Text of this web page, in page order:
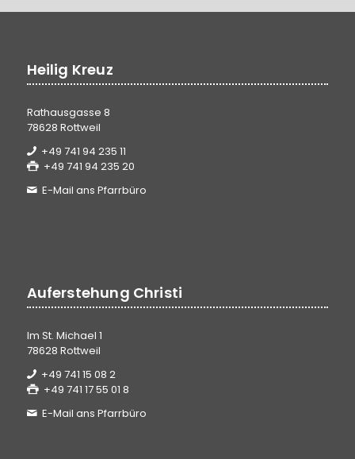
Heilig Kreuz
Rathausgasse 8
78628 Rottweil
+49 741 94 235 11
+49 741 94 235 20
E-Mail ans Pfarrbüro
Auferstehung Christi
Im St. Michael 1
78628 Rottweil
+49 741 15 08 2
+49 741 17 55 01 8
E-Mail ans Pfarrbüro